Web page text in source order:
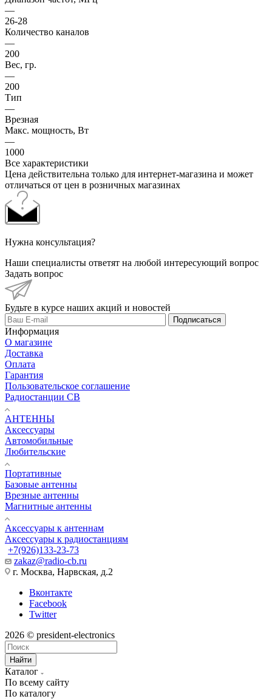
—
26-28
Количество каналов
—
200
Вес, гр.
—
200
Тип
—
Врезная
Макс. мощность, Вт
—
1000
Все характеристики
Цена действительна только для интернет-магазина и может
отличаться от цен в розничных магазинах
Нужна консультация?
Наши специалисты ответят на любой интересующий вопрос
Задать вопрос
Будьте в курсе наших акций и новостей
Подписаться
Информация
О магазине
Доставка
Оплата
Гарантия
Пользовательское соглашение
Радиостанции CB
АНТЕННЫ
Аксессуары
Автомобильные
Любительские
Портативные
Базовые антенны
Врезные антенны
Магнитные антенны
Аксессуары к антеннам
Аксессуары к радиостанциям
+7(926)133-23-73
zakaz@radio-cb.ru
г. Москва, Нарвская, д.2
Вконтакте
Facebook
Twitter
2026 © president-electronics
Найти
Каталог
По всему сайту
По каталогу